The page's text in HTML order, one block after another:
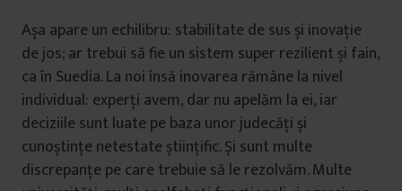
Așa apare un echilibru: stabilitate de sus și inovație
de jos; ar trebui să fie un sistem super rezilient și fain,
ca în Suedia. La noi însă inovarea rămâne la nivel
individual: experți avem, dar nu apelăm la ei, iar
deciziile sunt luate pe baza unor judecăți și
cunoștințe netestate științific. Și sunt multe
discrepanțe pe care trebuie să le rezolvăm. Multe